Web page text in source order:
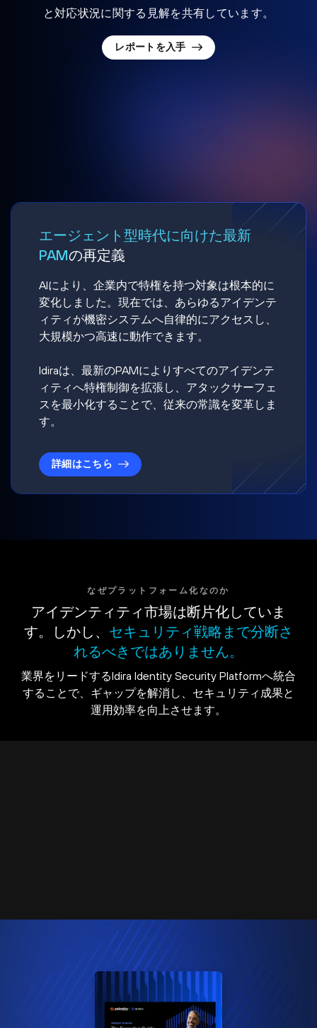
と対応状況に関する見解を共有しています。
レポートを入手
エージェント型時代に向けた最新
PAMの再定義
AIにより、企業内で特権を持つ対象は根本的に
変化しました。現在では、あらゆるアイデンテ
ィティが機密システムへ自律的にアクセスし、
大規模かつ高速に動作できます。
Idiraは、最新のPAMによりすべてのアイデンテ
ィティへ特権制御を拡張し、アタックサーフェ
スを最小化することで、従来の常識を変革しま
す。
詳細はこちら
なぜプラットフォーム化なのか
アイデンティティ市場は断片化していま
す。しかし、 セキュリティ戦略まで分断さ
れるべきではありません。
業界をリードするIdira Identity Security Platformへ統合
することで、ギャップを解消し、セキュリティ成果と
運用効率を向上させます。